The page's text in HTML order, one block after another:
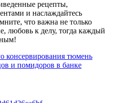
рецепты,
и наслаждайтесь
что важна не только
любовь к делу, тогда каждый
консервирования тюмень
и помидоров в банке